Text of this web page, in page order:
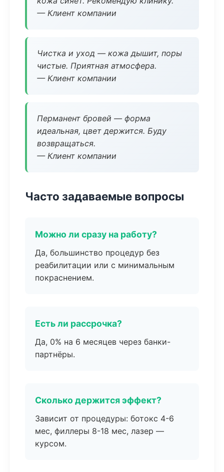
— Клиент компании
Чистка и уход — кожа дышит, поры
чистые. Приятная атмосфера.
— Клиент компании
Перманент бровей — форма
идеальная, цвет держится. Буду
возвращаться.
— Клиент компании
Часто задаваемые вопросы
Можно ли сразу на работу?
Да, большинство процедур без
реабилитации или с минимальным
покраснением.
Есть ли рассрочка?
Да, 0% на 6 месяцев через банки-
партнёры.
Сколько держится эффект?
Зависит от процедуры: ботокс 4-6
мес, филлеры 8-18 мес, лазер —
курсом.